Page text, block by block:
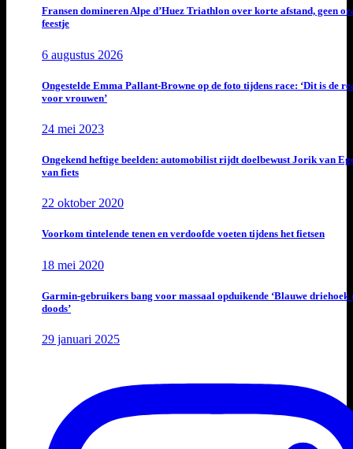
Fransen domineren Alpe d’Huez Triathlon over korte afstand, geen
feestje
6 augustus 2026
Ongestelde Emma Pallant-Browne op de foto tijdens race: ‘Dit is de
voor vrouwen’
24 mei 2023
Ongekend heftige beelden: automobilist rijdt doelbewust Jorik van
van fiets
22 oktober 2020
Voorkom tintelende tenen en verdoofde voeten tijdens het fietsen
18 mei 2020
Garmin-gebruikers bang voor massaal opduikende ‘Blauwe driehoek
doods’
29 januari 2025